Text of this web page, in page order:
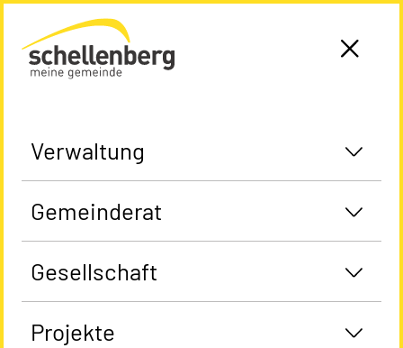
Gemeinde Schellenberg Startseite
Verwaltung
Gemeinderat
Gesellschaft
Projekte